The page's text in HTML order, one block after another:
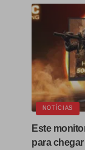
NOTÍCIAS
Este
para